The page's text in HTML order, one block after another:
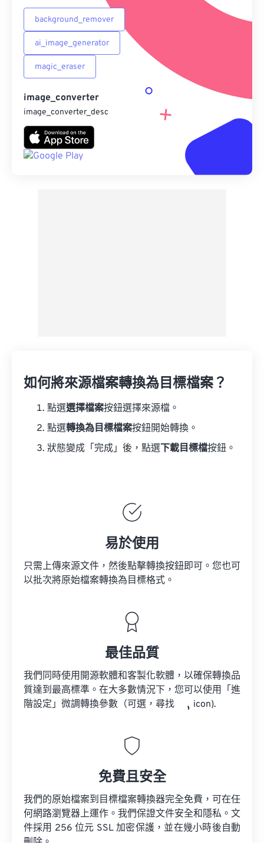
background_remover
ai_image_generator
magic_eraser
image_converter
image_converter_desc
如何將來源檔案轉換為目標檔案？
點選選擇檔案按鈕選擇來源檔。
點選轉換為目標檔案按鈕開始轉換。
狀態變成「完成」後，點選 下載目標檔按鈕。
易於使用
只需上傳來源文件，然後點擊轉換按鈕即可。您也可
以批次將原始檔案轉換為目標格式。
最佳品質
我們同時使用開源軟體和客製化軟體，以確保轉換品
質達到最高標準。在大多數情況下，您可以使用「進
階設定」微調轉換參數（可選，尋找
icon).
免費且安全
我們的原始檔案到目標檔案轉換器完全免費，可在任
何網路瀏覽器上運作。我們保證文件安全和隱私。文
件採用 256 位元 SSL 加密保護，並在幾小時後自動